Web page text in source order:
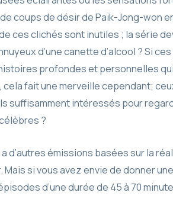
coups de désir de Paik-Jong-won
ces clichés sont inutiles ; la série
d’une canette d’alcool ? Si
profondes et personnelles
cela fait une merveille cependant;
suffisamment intéressés pour
?
d’autres émissions basées sur la
si vous avez envie de donner
d’une durée de 45 à 70